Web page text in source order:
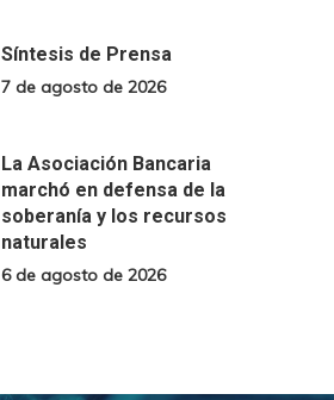
Síntesis de Prensa
7 de agosto de 2026
La Asociación Bancaria
marchó en defensa de la
soberanía y los recursos
naturales
6 de agosto de 2026